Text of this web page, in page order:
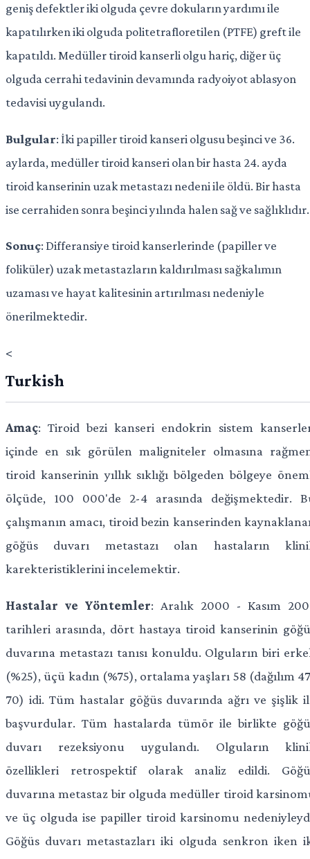
geniş defektler iki olguda çevre dokuların yardımı ile
kapatılırken iki olguda politetrafloretilen (PTFE) greft ile
kapatıldı. Medüller tiroid kanserli olgu hariç, diğer üç
olguda cerrahi tedavinin devamında radyoiyot ablasyon
tedavisi uygulandı.
Bulgular: İki papiller tiroid kanseri olgusu beşinci ve 36.
aylarda, medüller tiroid kanseri olan bir hasta 24. ayda
tiroid kanserinin uzak metastazı nedeni ile öldü. Bir hasta
ise cerrahiden sonra beşinci yılında halen sağ ve sağlıklıdır.
Sonuç: Differansiye tiroid kanserlerinde (papiller ve
foliküler) uzak metastazların kaldırılması sağkalımın
uzaması ve hayat kalitesinin artırılması nedeniyle
önerilmektedir.
<
Turkish
Amaç: Tiroid bezi kanseri endokrin sistem
içinde en sık görülen maligniteler olmasına
tiroid kanserinin yıllık sıklığı bölgeden bölgeye
ölçüde, 100 000'de 2-4 arasında değişmektedir.
çalışmanın amacı, tiroid bezin kanserinden
göğüs duvarı metastazı olan hastaların
karekteristiklerini incelemektir.
Hastalar ve Yöntemler: Aralık 2000 - Kasım
tarihleri arasında, dört hastaya tiroid kanserinin
duvarına metastazı tanısı konuldu. Olguların biri
(%25), üçü kadın (%75), ortalama yaşları 58 (dağılım
70) idi. Tüm hastalar göğüs duvarında ağrı ve şişlik
başvurdular. Tüm hastalarda tümör ile birlikte
duvarı rezeksiyonu uygulandı. Olguların
özellikleri retrospektif olarak analiz edildi.
duvarına metastaz bir olguda medüller tiroid
ve üç olguda ise papiller tiroid karsinomu
Göğüs duvarı metastazları iki olguda senkron iken